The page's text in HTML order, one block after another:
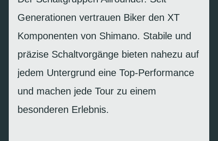
Generationen vertrauen Biker den XT
Komponenten von Shimano. Stabile und
präzise Schaltvorgänge bieten nahezu auf
jedem Untergrund eine Top-Performance
und machen jede Tour zu einem
besonderen Erlebnis.